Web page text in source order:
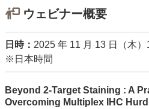
ウェビナー概要
日時： 2025 年 11 月 13 日（木）
※日本時間
Beyond 2-Target Staining : A
Overcoming Multiplex IHC